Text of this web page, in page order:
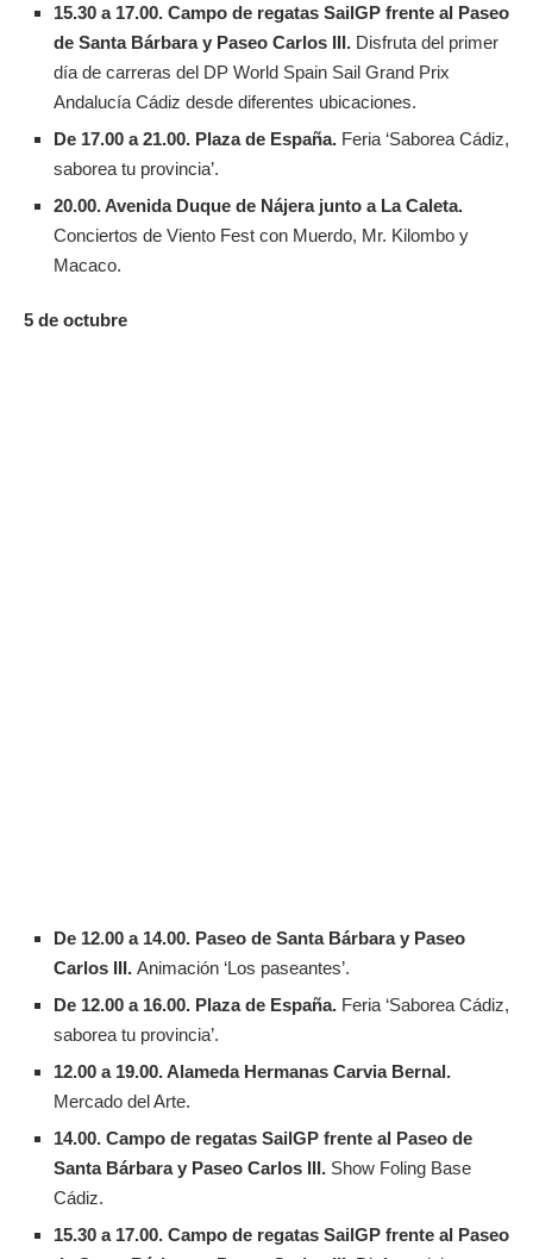
15.30 a 17.00. Campo de regatas SailGP frente al Paseo
de Santa Bárbara y Paseo Carlos III. Disfruta del primer
día de carreras del DP World Spain Sail Grand Prix
Andalucía Cádiz desde diferentes ubicaciones.
De 17.00 a 21.00. Plaza de España. Feria ‘Saborea Cádiz,
saborea tu provincia’.
20.00. Avenida Duque de Nájera junto a La Caleta.
Conciertos de Viento Fest con Muerdo, Mr. Kilombo y
Macaco.
5 de octubre
De 12.00 a 14.00. Paseo de Santa Bárbara y Paseo
Carlos III. Animación ‘Los paseantes’.
De 12.00 a 16.00. Plaza de España. Feria ‘Saborea Cádiz,
saborea tu provincia’.
12.00 a 19.00. Alameda Hermanas Carvia Bernal.
Mercado del Arte.
14.00. Campo de regatas SailGP frente al Paseo de
Santa Bárbara y Paseo Carlos III. Show Foling Base
Cádiz.
15.30 a 17.00. Campo de regatas SailGP frente al Paseo